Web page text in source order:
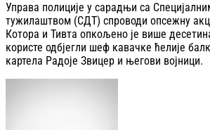
Управа полиције у сарадњи са
тужилаштвом (СДТ) спроводи опсежну
Котора и Тивта опкољено је више
користе одбјегли шеф кавачке ћелије
картела Радоје Звицер и његови војници.